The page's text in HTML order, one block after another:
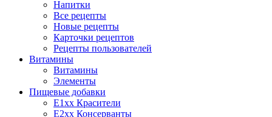
Напитки
Все рецепты
Новые рецепты
Карточки рецептов
Рецепты пользователей
Витамины
Витамины
Элементы
Пищевые добавки
E1xx Красители
E2xx Консерванты